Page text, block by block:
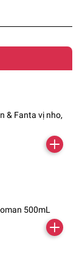
& Fanta vị nho,
500mL